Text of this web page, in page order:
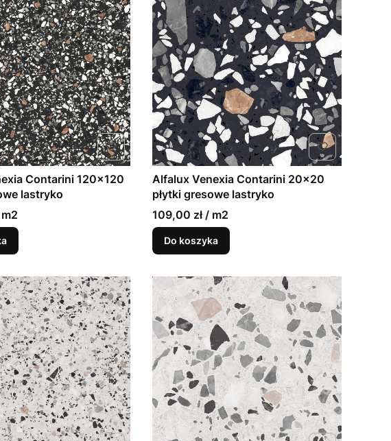
Contarini 120x120
lastryko
Alfalux Venexia Contarini 20x20
płytki gresowe lastryko
109,00 zł / m2
Do koszyka